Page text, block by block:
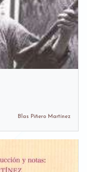
Blas Piñero Martínez